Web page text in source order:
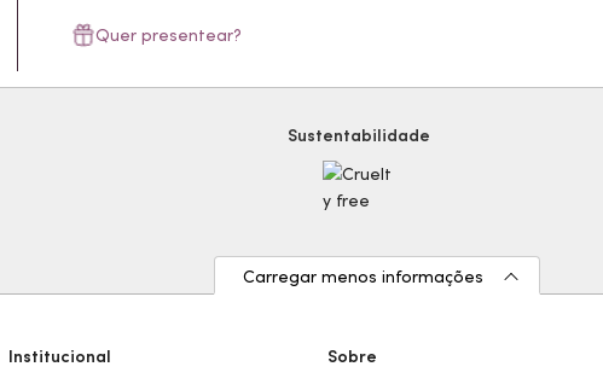
Quer presentear?
Sustentabilidade
Carregar menos informações
Institucional
Sobre